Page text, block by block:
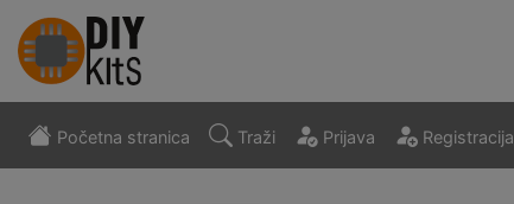
Početna stranica Traži Prijava Registracija